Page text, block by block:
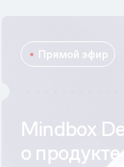
Прямой эфир
Mindbox
о